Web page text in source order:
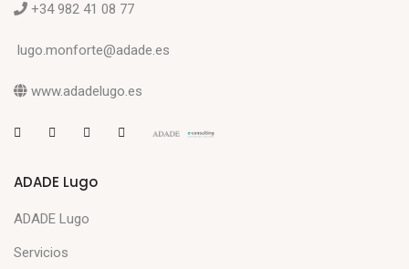
+34 982 41 08 77
lugo.monforte@adade.es
www.adadelugo.es
ADADE Lugo
ADADE Lugo
Servicios